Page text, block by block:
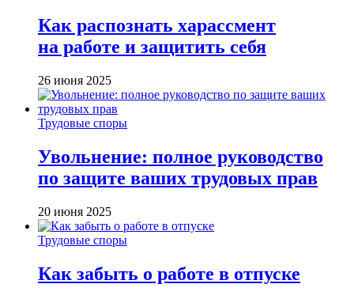
Как распознать харассмент
на работе и защитить себя
26 июня 2025
Трудовые споры
Увольнение: полное руководство
по защите ваших трудовых прав
20 июня 2025
Трудовые споры
Как забыть о работе в отпуске